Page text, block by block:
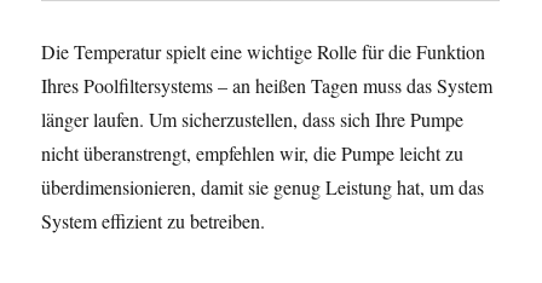
Die Temperatur spielt eine wichtige Rolle für die Funktion
Ihres Poolfiltersystems – an heißen Tagen muss das System
länger laufen. Um sicherzustellen, dass sich Ihre Pumpe
nicht überanstrengt, empfehlen wir, die Pumpe leicht zu
überdimensionieren, damit sie genug Leistung hat, um das
System effizient zu betreiben.